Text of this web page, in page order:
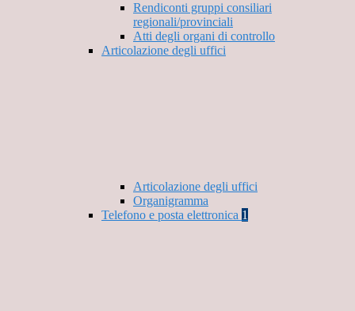
Rendiconti gruppi consiliari
regionali/provinciali
Atti degli organi di controllo
Articolazione degli uffici
Articolazione degli uffici
Organigramma
Telefono e posta elettronica 1